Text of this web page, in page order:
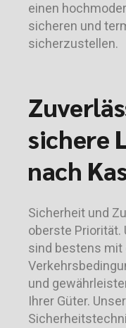
einen
sicheren und
sicherzustellen.
sichere
nach
Sicherheit und
oberste Priorität.
sind bestens mit
und
Ihrer Güter.